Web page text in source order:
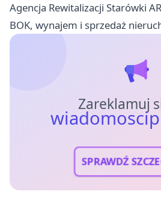
Agencja Rewitalizacji Starówki
BOK, wynajem i sprzedaż
Zareklamuj
SPRAWDŹ